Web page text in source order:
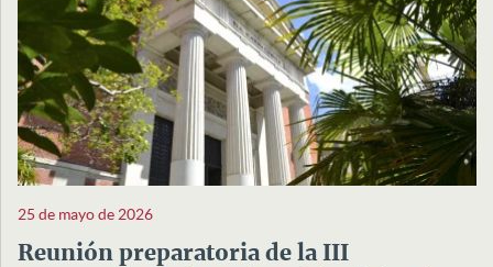
25 de mayo de 2026
Reunión preparatoria de la III